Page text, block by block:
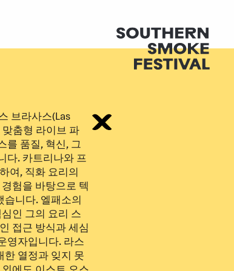
브라사스(Las
춤형 라이브 파
를 품질, 혁신, 그
다. 카트리나와 프
여, 직화 요리의
험을 바탕으로 텍
니다. 엘패소의
인 그의 요리 스
접근 방식과 세심
영자입니다. 라스
한 열정과 잊지 못